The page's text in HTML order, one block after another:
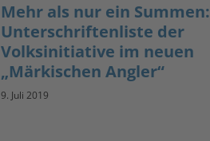
Mehr als nur ein Summen:
Unterschriftenliste der
Volksinitiative im neuen
„Märkischen Angler“
9. Juli 2019